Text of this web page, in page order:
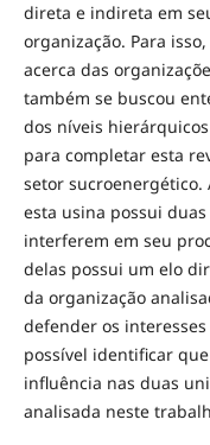
direta e indireta em
organização. Para
acerca das
também se buscou
dos níveis
para completar esta
setor
esta usina possui
interferem em seu
delas possui um elo
da organização
defender os
possível identificar
influência nas duas
analisada neste